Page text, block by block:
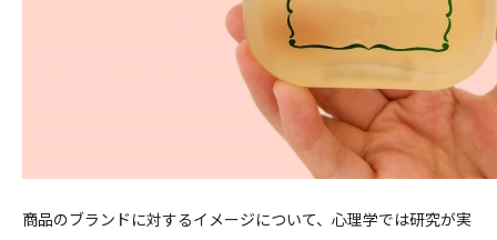
商品のブランドに対するイメージについて、心理学では研究が実